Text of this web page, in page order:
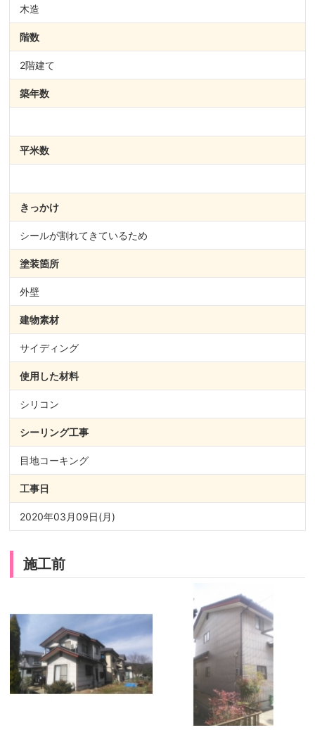
木造
階数
2階建て
築年数
平米数
きっかけ
シールが割れてきているため
塗装箇所
外壁
建物素材
サイディング
使用した材料
シリコン
シーリング工事
目地コーキング
工事日
2020年03月09日(月)
施工前